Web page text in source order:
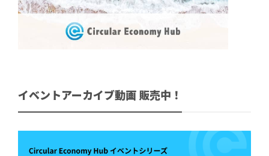
イベントアーカイブ動画 販売中！